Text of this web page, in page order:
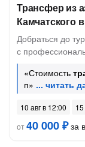
Трансфер из
Камчатского
Добраться до
с
«Стоимость
п»
10 авг в 12:00
от40 000 ₽за